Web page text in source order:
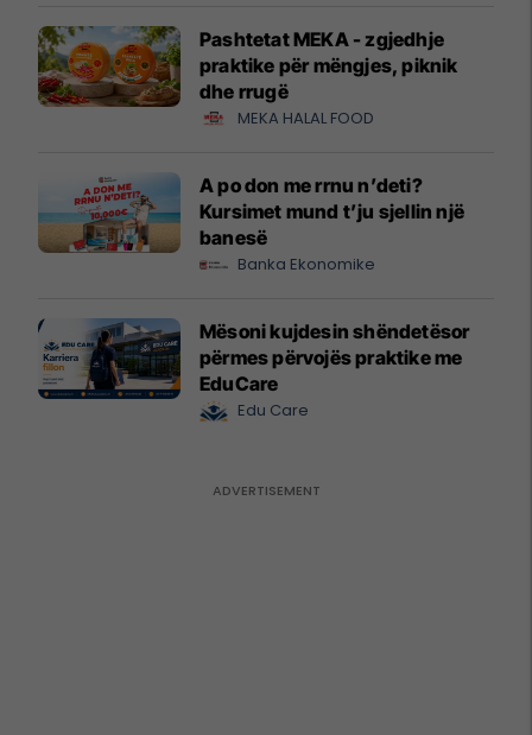
Pashtetat MEKA - zgjedhje
praktike për mëngjes, piknik
dhe rrugë
MEKA HALAL FOOD
A po don me rrnu n’deti?
Kursimet mund t’ju sjellin një
banesë
Banka Ekonomike
Mësoni kujdesin shëndetësor
përmes përvojës praktike me
EduCare
Edu Care